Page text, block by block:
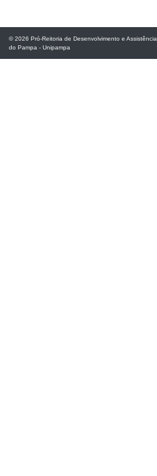
© 2026 Pró-Reitoria de Desenvolvimento e
do Pampa - Unipampa